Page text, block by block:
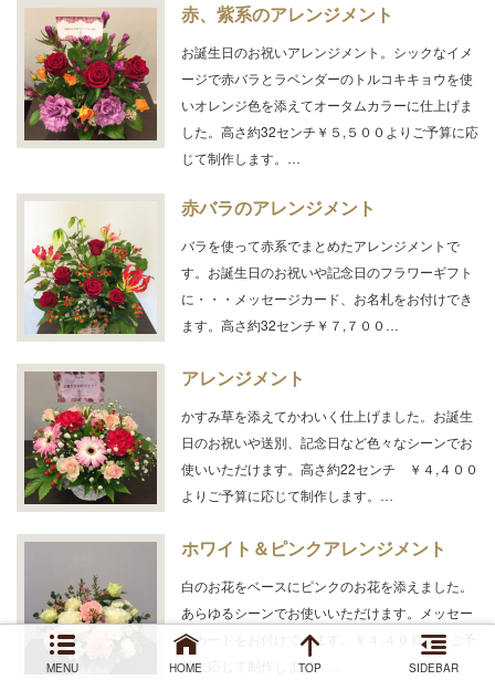
赤、紫系のアレンジメント
お誕生日のお祝いアレンジメント。シックなイメ
ージで赤バラとラベンダーのトルコキキョウを使
いオレンジ色を添えてオータムカラーに仕上げま
した。高さ約32センチ￥５,５００よりご予算に応
じて制作します。…
赤バラのアレンジメント
バラを使って赤系でまとめたアレンジメントで
す。お誕生日のお祝いや記念日のフラワーギフト
に・・・メッセージカード、お名札をお付けでき
ます。高さ約32センチ￥７,７００…
アレンジメント
かすみ草を添えてかわいく仕上げました。お誕生
日のお祝いや送別、記念日など色々なシーンでお
使いいただけます。高さ約22センチ ￥４,４００
よりご予算に応じて制作します。…
ホワイト＆ピンクアレンジメント
白のお花をベースにピンクのお花を添えました。
あらゆるシーンでお使いいただけます。メッセー
ジカードをお付けできます。￥４,４００よりご予
算に応じて制作します。…
MENU HOME TOP SIDEBAR